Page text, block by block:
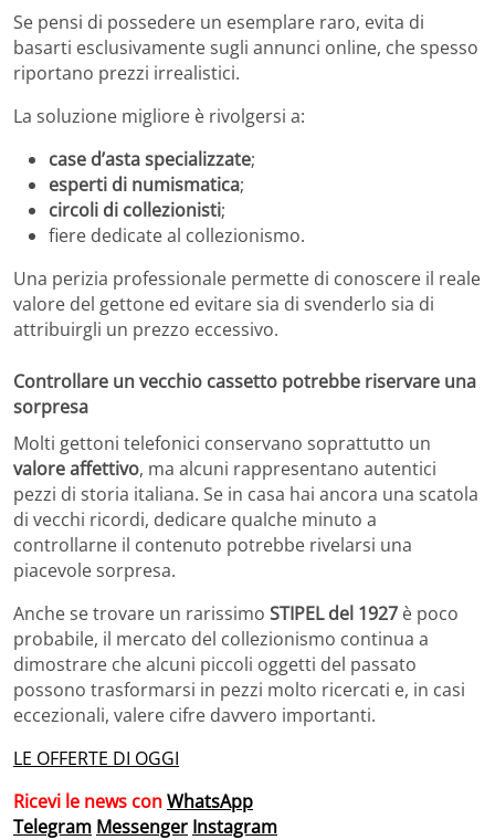
Se pensi di possedere un esemplare raro, evita di
basarti esclusivamente sugli annunci online, che spesso
riportano prezzi irrealistici.
La soluzione migliore è rivolgersi a:
case d’asta specializzate;
esperti di numismatica;
circoli di collezionisti;
fiere dedicate al collezionismo.
Una perizia professionale permette di conoscere il reale
valore del gettone ed evitare sia di svenderlo sia di
attribuirgli un prezzo eccessivo.
Controllare un vecchio cassetto potrebbe riservare una
sorpresa
Molti gettoni telefonici conservano soprattutto un
valore affettivo, ma alcuni rappresentano autentici
pezzi di storia italiana. Se in casa hai ancora una scatola
di vecchi ricordi, dedicare qualche minuto a
controllarne il contenuto potrebbe rivelarsi una
piacevole sorpresa.
Anche se trovare un rarissimo STIPEL del 1927 è poco
probabile, il mercato del collezionismo continua a
dimostrare che alcuni piccoli oggetti del passato
possono trasformarsi in pezzi molto ricercati e, in casi
eccezionali, valere cifre davvero importanti.
LE OFFERTE DI OGGI
Ricevi le news conWhatsApp
Telegram Messenger Instagram